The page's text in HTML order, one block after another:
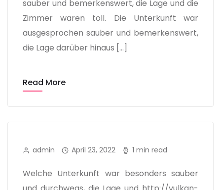
sauber und bemerkenswert, die Lage und die
Zimmer waren toll. Die Unterkunft war
ausgesprochen sauber und bemerkenswert,
die Lage darüber hinaus […]
Read More
admin April 23, 2022 1 min read
Welche Unterkunft war besonders sauber